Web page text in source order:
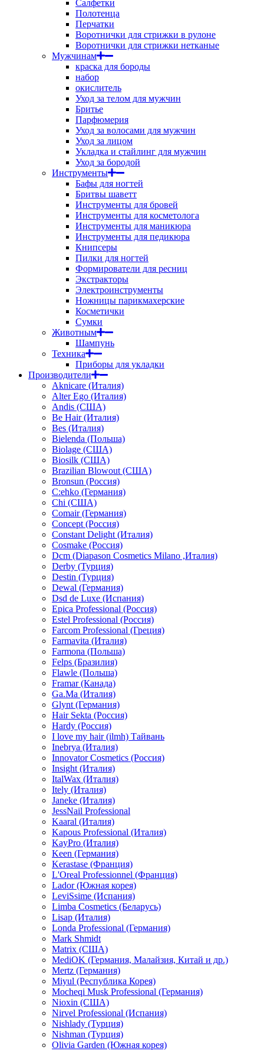
Салфетки
Полотенца
Перчатки
Воротнички для стрижки в рулоне
Воротнички для стрижки нетканые
Мужчинам
краска для бороды
набор
окислитель
Уход за телом для мужчин
Бритье
Парфюмерия
Уход за волосами для мужчин
Уход за лицом
Укладка и стайлинг для мужчин
Уход за бородой
Инструменты
Бафы для ногтей
Бритвы шаветт
Инструменты для бровей
Инструменты для косметолога
Инструменты для маникюра
Инструменты для педикюра
Книпсеры
Пилки для ногтей
Формирователи для ресниц
Экстракторы
Электроинструменты
Ножницы парикмахерские
Косметички
Сумки
Животным
Шампунь
Техника
Приборы для укладки
Производители
Aknicare (Италия)
Alter Ego (Италия)
Andis (США)
Be Hair (Италия)
Bes (Италия)
Bielenda (Польша)
Biolage (США)
Biosilk (США)
Brazilian Blowout (США)
Bronsun (Россия)
C:ehko (Германия)
Chi (США)
Comair (Германия)
Concept (Россия)
Constant Delight (Италия)
Cosmake (Россия)
Dcm (Diapason Cosmetics Milano ,Италия)
Derby (Турция)
Destin (Турция)
Dewal (Германия)
Dsd de Luxe (Испания)
Epica Professional (Россия)
Estel Professional (Россия)
Farcom Professional (Греция)
Farmavita (Италия)
Farmona (Польша)
Felps (Бразилия)
Flawle (Польша)
Framar (Канада)
Ga.Ma (Италия)
Glynt (Германия)
Hair Sekta (Россия)
Hardy (Россия)
I love my hair (ilmh) Тайвань
Inebrya (Италия)
Innovator Cosmetics (Россия)
Insight (Италия)
ItalWax (Италия)
Itely (Италия)
Janeke (Италия)
JessNail Professional
Kaaral (Италия)
Kapous Professional (Италия)
KayPro (Италия)
Keen (Германия)
Kerastase (Франция)
L'Oreal Professionnel (Франция)
Lador (Южная корея)
LeviSsime (Испания)
Limba Cosmetics (Беларусь)
Lisap (Италия)
Londa Professional (Германия)
Mark Shmidt
Matrix (США)
MediOK (Германия, Малайзия, Китай и др.)
Mertz (Германия)
Miyul (Республика Корея)
Mocheqi Musk Professional (Германия)
Nioxin (США)
Nirvel Professional (Испания)
Nishlady (Турция)
Nishman (Турция)
Olivia Garden (Южная корея)